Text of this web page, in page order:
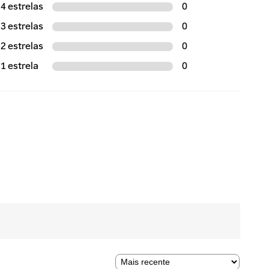
GLYCERYL
4 estrelas
0
3 estrelas
0
2 estrelas
0
1 estrela
0